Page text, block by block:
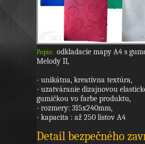
Popis: odkladacie mapy A4 s
Melody II,
- unikátna, kreatívna textúra,
- uzatváranie dizajnovou
gumičkou vo farbe produktu,
- rozmery: 315x240mm,
- kapacita : až 250 listov A4
Detail bezpečného